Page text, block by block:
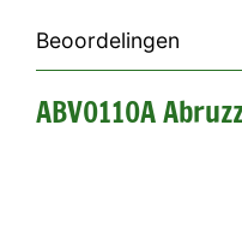
Beoordelingen
ABV0110A